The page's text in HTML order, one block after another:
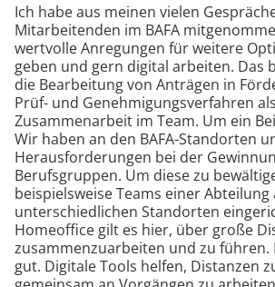
Ich habe aus meinen vielen
Mitarbeitenden im BAFA
wertvolle Anregungen für weitere
geben und gern digital arbeiten. Das
die Bearbeitung von Anträgen in
Prüf- und Genehmigungsverfahren
Zusammenarbeit im Team. Um ein
Wir haben an den BAFA-Standorten
Herausforderungen bei der
Berufsgruppen. Um diese zu
beispielsweise Teams einer Abteilung
unterschiedlichen Standorten
Homeoffice gilt es hier, über große
zusammenzuarbeiten und zu führen.
gut. Digitale Tools helfen, Distanzen